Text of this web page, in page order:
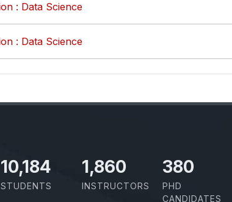
: Data Science
: Data Science
11,727
STUDENTS
2,142
INSTRUCTORS
437
PHD
CANDIDATES